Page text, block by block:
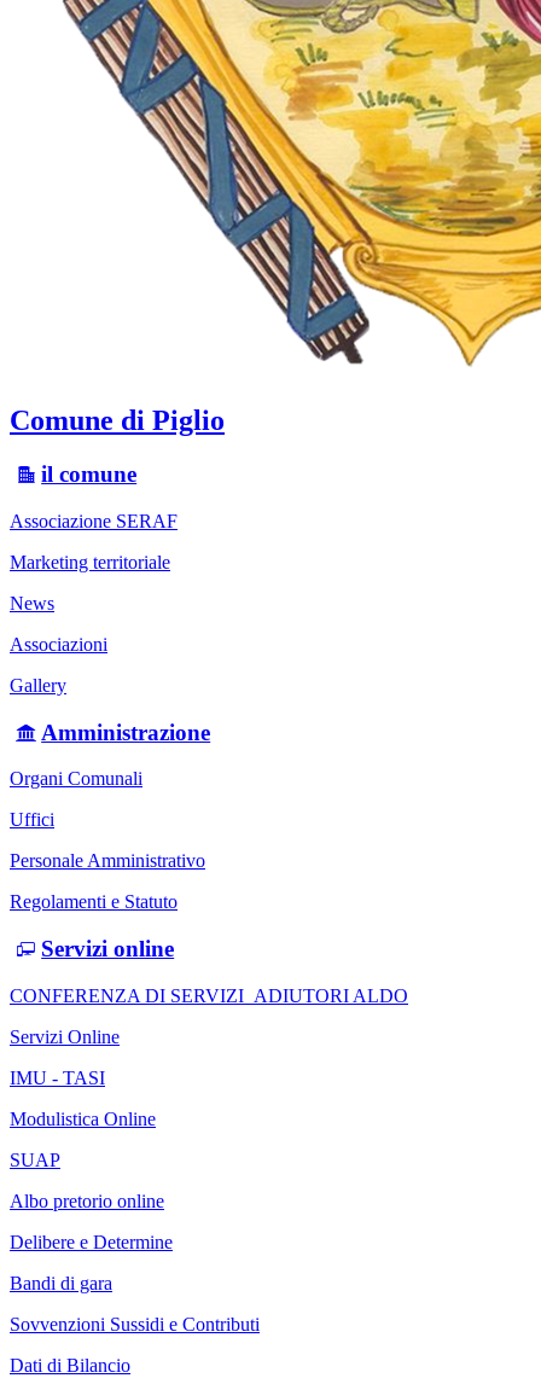
Comune di Piglio
il comune
Associazione SERAF
Marketing territoriale
News
Associazioni
Gallery
Amministrazione
Organi Comunali
Uffici
Personale Amministrativo
Regolamenti e Statuto
Servizi online
CONFERENZA DI SERVIZI_ADIUTORI ALDO
Servizi Online
IMU - TASI
Modulistica Online
SUAP
Albo pretorio online
Delibere e Determine
Bandi di gara
Sovvenzioni Sussidi e Contributi
Dati di Bilancio